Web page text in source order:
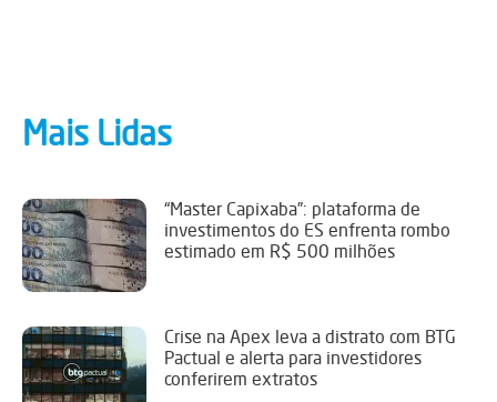
Mais Lidas
“Master Capixaba”: plataforma de
investimentos do ES enfrenta rombo
estimado em R$ 500 milhões
Crise na Apex leva a distrato com BTG
Pactual e alerta para investidores
conferirem extratos